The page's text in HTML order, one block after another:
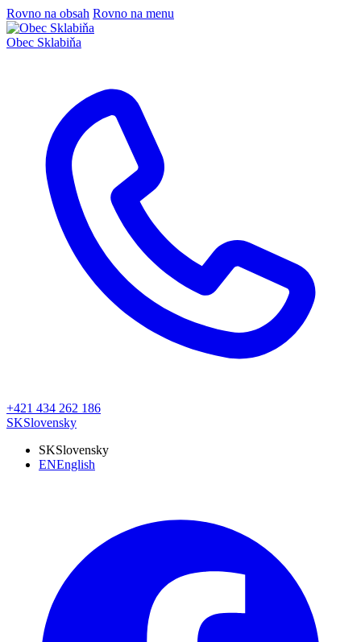
Rovno na obsah Rovno na menu
Obec Sklabiňa
+421 434 262 186
SKSlovensky
SKSlovensky
ENEnglish